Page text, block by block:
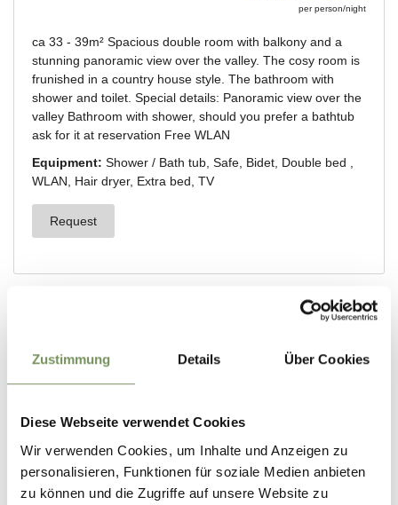
Zustimmung Details Über Cookies
Diese Webseite verwendet Cookies
Wir verwenden Cookies, um Inhalte und Anzeigen zu
personalisieren, Funktionen für soziale Medien anbieten
zu können und die Zugriffe auf unsere Website zu